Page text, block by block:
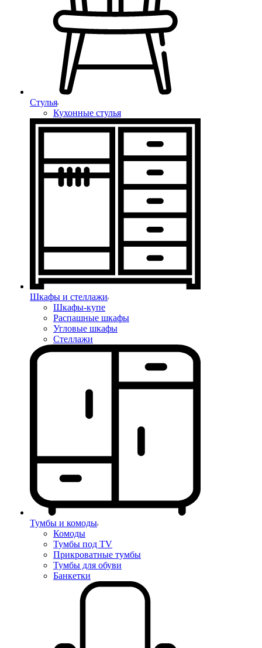
Стулья
Кухонные стулья
Шкафы и стеллажи
Шкафы-купе
Распашные шкафы
Угловые шкафы
Стеллажи
Тумбы и комоды
Комоды
Тумбы под TV
Прикроватные тумбы
Тумбы для обуви
Банкетки